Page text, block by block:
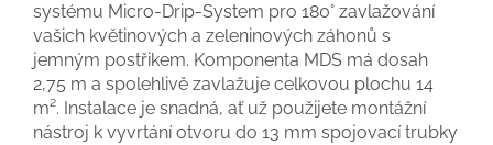
systému Micro-Drip-System pro 180° zavlažování
vašich květinových a zeleninových záhonů s
jemným postřikem. Komponenta MDS má dosah
2,75 m a spolehlivě zavlažuje celkovou plochu 14
m². Instalace je snadná, ať už použijete montážní
nástroj k vyvrtání otvoru do 13 mm spojovací trubky